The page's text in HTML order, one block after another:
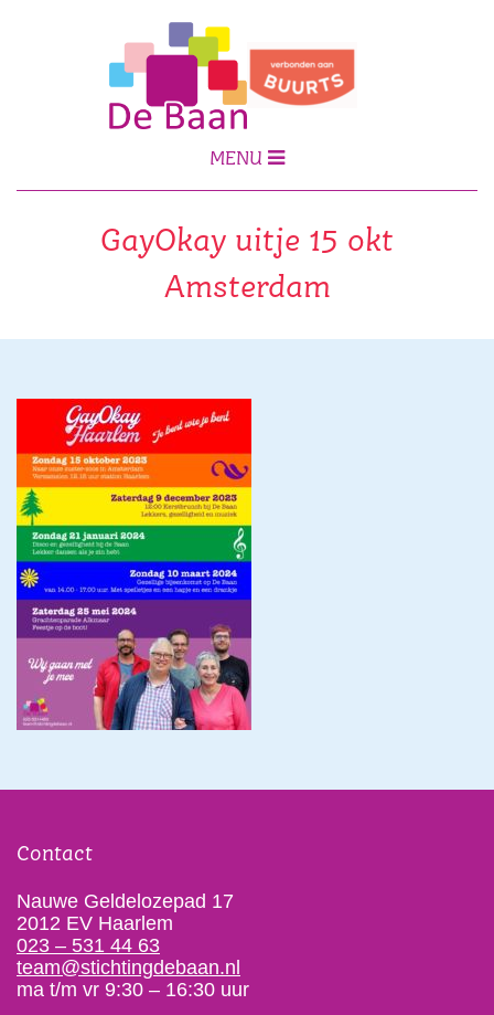
MENU
GayOkay uitje 15 okt
Amsterdam
Contact
Nauwe Geldelozepad 17
2012 EV Haarlem
023 – 531 44 63
team@stichtingdebaan.nl
ma t/m vr 9:30 – 16:30 uur